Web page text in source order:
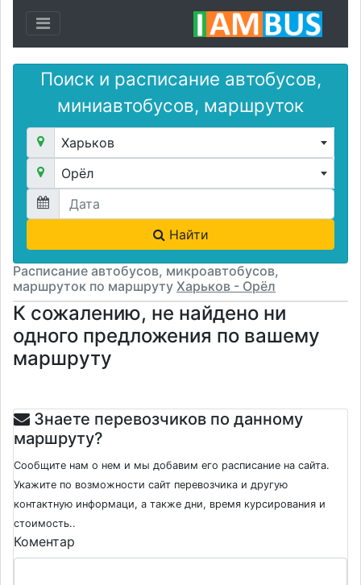
Toggle navigation
Поиск и расписание автобусов,
миниавтобусов, маршруток
Харьков
Орёл
Найти
Расписание автобусов, микроавтобусов,
маршруток по маршруту Харьков - Орёл
К сожалению, не найдено ни
одного предложения по вашему
маршруту
Знаете перевозчиков по данному
маршруту?
Сообщите нам о нем и мы добавим его расписание на сайта.
Укажите по возможности сайт перевозчика и другую
контактную информаци, а также дни, время курсирования и
стоимость..
Коментар